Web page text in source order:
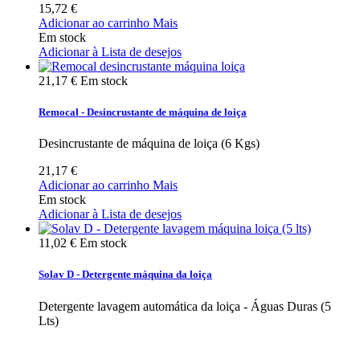
15,72 €
Adicionar ao carrinho Mais
Em stock
Adicionar à Lista de desejos
21,17 € Em stock
Remocal - Desincrustante de máquina de loiça
Desincrustante de máquina de loiça (6 Kgs)
21,17 €
Adicionar ao carrinho Mais
Em stock
Adicionar à Lista de desejos
11,02 € Em stock
Solav D - Detergente máquina da loiça
Detergente lavagem automática da loiça - Águas Duras (5
Lts)